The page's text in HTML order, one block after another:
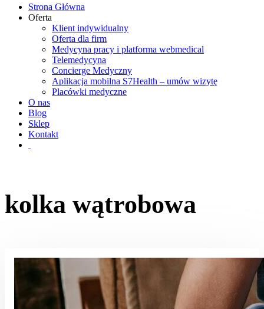
Strona Główna
Oferta
Klient indywidualny
Oferta dla firm
Medycyna pracy i platforma webmedical
Telemedycyna
Concierge Medyczny
Aplikacja mobilna S7Health – umów wizytę
Placówki medyczne
O nas
Blog
Sklep
Kontakt
kolka wątrobowa